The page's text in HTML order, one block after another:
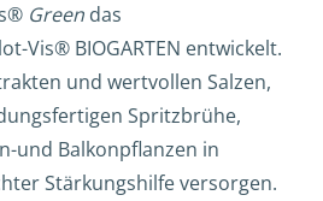
Green das
Vis® BIOGARTEN entwickelt.
und wertvollen Salzen,
Spritzbrühe,
und Balkonpflanzen in
Stärkungshilfe versorgen.